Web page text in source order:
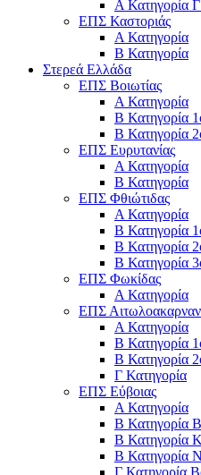
Α Κατηγορία
ΕΠΣ Καστοριάς
Α Κατηγορία
Β Κατηγορία
Στερεά Ελλάδα
ΕΠΣ Βοιωτίας
Α Κατηγορία
Β Κατηγορία
Β Κατηγορία
ΕΠΣ Ευρυτανίας
Α Κατηγορία
Β Κατηγορία
ΕΠΣ Φθιώτιδας
Α Κατηγορία
Β Κατηγορία
Β Κατηγορία
Β Κατηγορία
ΕΠΣ Φωκίδας
Α Κατηγορία
ΕΠΣ
Α Κατηγορία
Β Κατηγορία
Β Κατηγορία
Γ Κατηγορία
ΕΠΣ Εύβοιας
Α Κατηγορία
Β Κατηγορία
Β Κατηγορία
Β Κατηγορία
Γ Κατηγορία